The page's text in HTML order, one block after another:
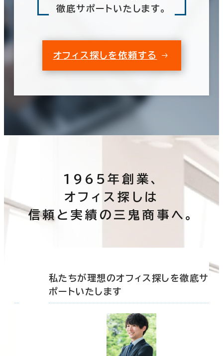
徹底サポートいたします。
オフィス探しを依頼する
1965年創業、
オフィス探しは
信頼と実績の三鬼商事へ。
私たちが理想のオフィス探しを徹底サ
ポートいたします